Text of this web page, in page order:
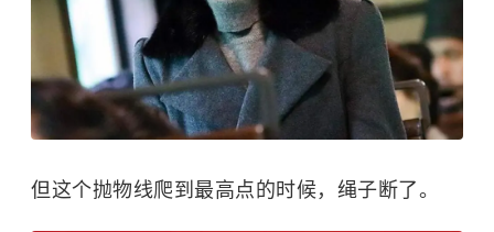
但这个抛物线爬到最高点的时候，绳子断了。